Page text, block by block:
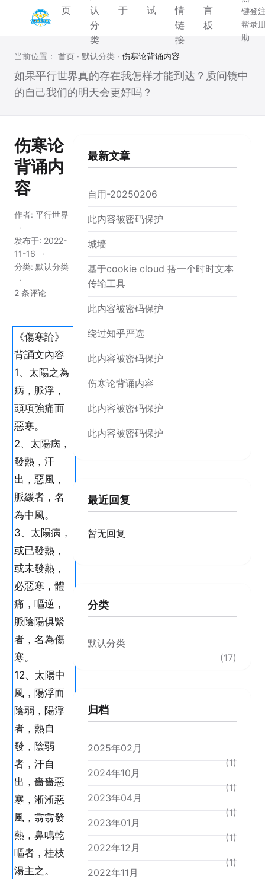
页
认
分
类
于
试
情
链
接
言
板
键
帮
助
登
录
当前位置： 首页 · 默认分类 · 伤寒论背诵内容
如果平行世界真的存在我怎样才能到达？质问镜中
的自己我们的明天会更好吗？
伤寒论
背诵内
容
作者: 平行世界
发布于: 2022-
11-16
分类: 默认分类
2 条评论
《傷寒論》
背誦文內容
1、太陽之為
病，脈浮，
頭項強痛而
惡寒。
2、太陽病，
發熱，汗
出，惡風，
脈緩者，名
為中風。
3、太陽病，
或已發熱，
或未發熱，
必惡寒，體
痛，嘔逆，
脈陰陽俱緊
者，名為傷
寒。
12、太陽中
風，陽浮而
陰弱，陽浮
者，熱自
發，陰弱
者，汗自
出，嗇嗇惡
寒，淅淅惡
風，翕翕發
熱，鼻鳴乾
嘔者，桂枝
湯主之。
最新文章
自用-20250206
此内容被密码保护
城墙
基于cookie cloud 搭一个时时文本
传输工具
此内容被密码保护
绕过知乎严选
此内容被密码保护
伤寒论背诵内容
此内容被密码保护
此内容被密码保护
最近回复
暂无回复
分类
默认分类
(17)
归档
2025年02月
(1)
2024年10月
(1)
2023年04月
(1)
2023年01月
(1)
2022年12月
(1)
2022年11月